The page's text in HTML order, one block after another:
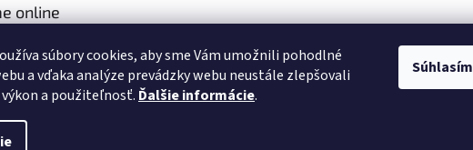
súbory cookies, aby sme Vám umožnili pohodlné
a vďaka analýze prevádzky webu neustále zlepšovali
a použiteľnosť. Ďalšie informácie.
Súhlasím
online